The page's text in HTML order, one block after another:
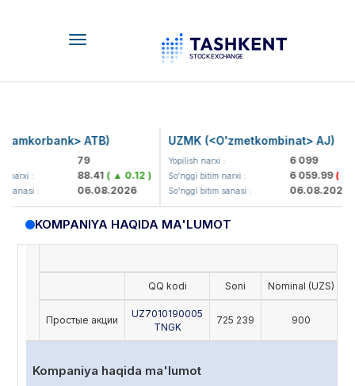
Toggle
ATB)
79
: 88.41( ▲ 0.12 )
: 06.08.2026
UZMK (<O'zmetkombinat> AJ)
Yopilish narxi : 6 099
So'nggi bitim narxi : 6 059.99( ▼
So'nggi bitim sanasi : 06.08.2026
KOMPANIYA HAQIDA MA'LUMOT
QQ kodi Soni Nominal (UZS)
Простые акции
UZ7010190005
TNGK
725 239 900
Kompaniya haqida ma'lumot